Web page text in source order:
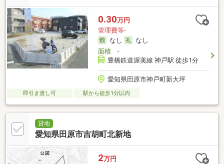
0.30万円
管理費等-
なし
なし
面積-
豊橋鉄道渥美線 神戸駅 徒歩1分
愛知県田原市神戸町新大坪
即引き渡し可 駅から徒歩1分以内
貸地
愛知県田原市吉胡町北新地
2万円